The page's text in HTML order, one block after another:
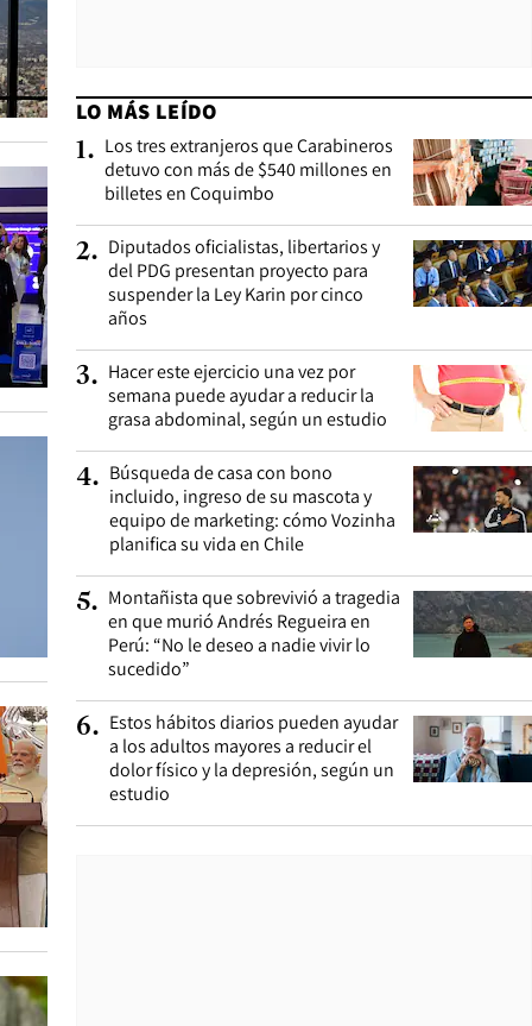
LO MÁS LEÍDO
1. Los tres extranjeros que Carabineros
detuvo con más de $540 millones en
billetes en Coquimbo
2. Diputados oficialistas, libertarios y
del PDG presentan proyecto para
suspender la Ley Karin por cinco
años
3. Hacer este ejercicio una vez por
semana puede ayudar a reducir la
grasa abdominal, según un estudio
4. Búsqueda de casa con bono
incluido, ingreso de su mascota y
equipo de marketing: cómo Vozinha
planifica su vida en Chile
5. Montañista que sobrevivió a tragedia
en que murió Andrés Regueira en
Perú: “No le deseo a nadie vivir lo
sucedido”
6. Estos hábitos diarios pueden ayudar
a los adultos mayores a reducir el
dolor físico y la depresión, según un
estudio